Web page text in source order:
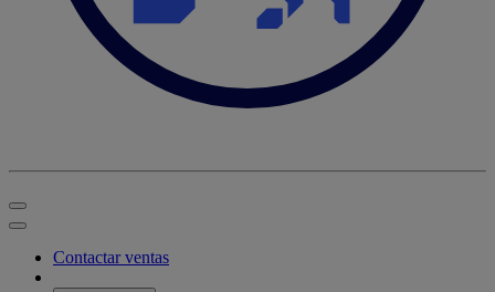
Contactar ventas